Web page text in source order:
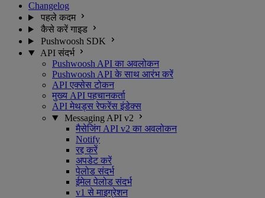
Changelog
पहले कदम
कैसे करें गाइड
Pushwoosh SDK
API संदर्भ
Pushwoosh API का अवलोकन
Pushwoosh API के साथ आरंभ करें
API एक्सेस टोकन
मुख्य API पहचानकर्ता
API मेथड्स रेफरेंस इंडेक्स
Messaging API v2
मैसेजिंग API v2 का अवलोकन
Notify
रद्द करें
अपडेट करें
पेलोड संदर्भ
ईमेल पेलोड संदर्भ
v1 से माइग्रेशन